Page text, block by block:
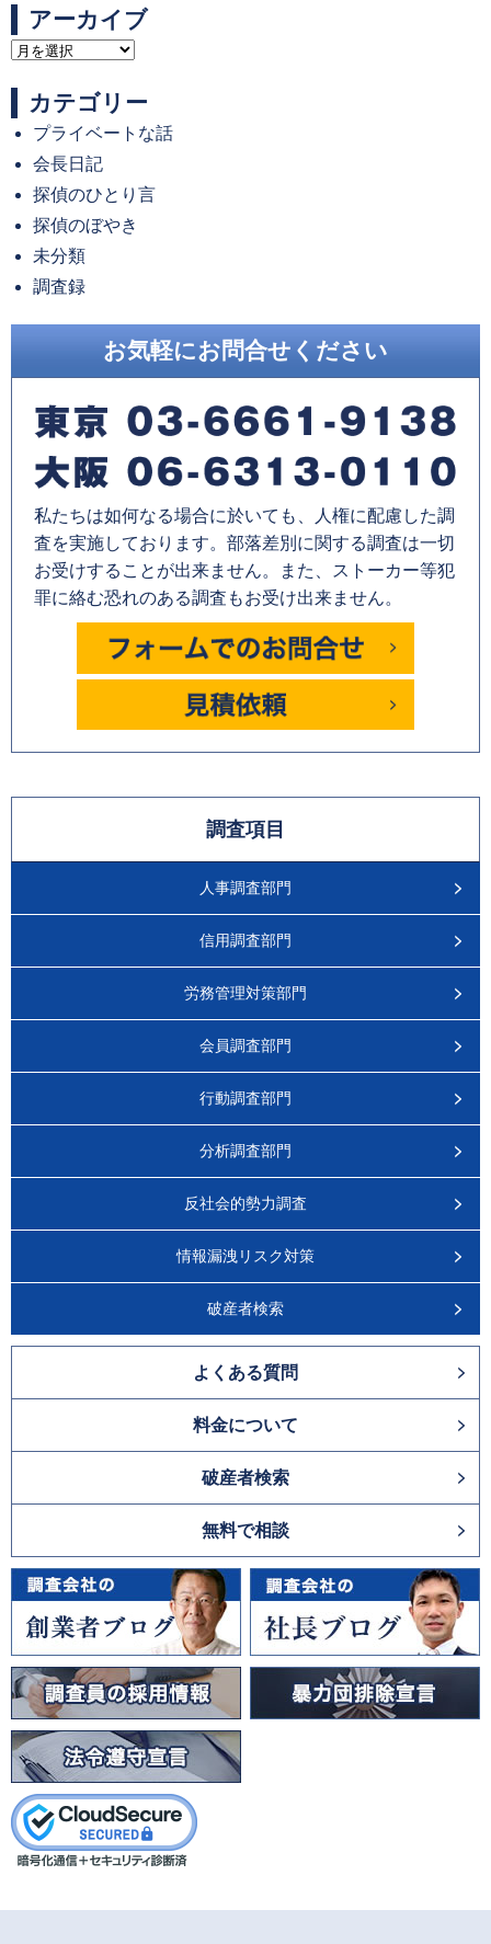
アーカイブ
ア
イ
ブ
カテゴリー
プライベートな話
会長日記
探偵のひとり言
探偵のぼやき
未分類
調査録
お気軽にお問合せください
私たちは如何なる場合に於いても、人権に配慮した調
査を実施しております。部落差別に関する調査は一切
お受けすることが出来ません。また、ストーカー等犯
罪に絡む恐れのある調査もお受け出来ません。
調査項目
人事調査部門
信用調査部門
労務管理対策部門
会員調査部門
行動調査部門
分析調査部門
反社会的勢力調査
情報漏洩リスク対策
破産者検索
よくある質問
料金について
破産者検索
無料で相談